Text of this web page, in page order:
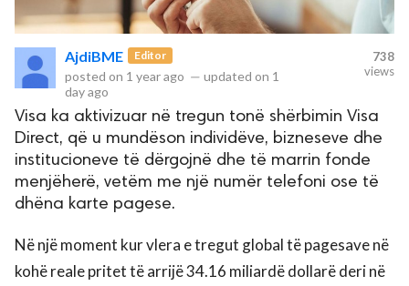
AjdiBME Editor
posted on 1 year ago — updated on 1
day ago
738
views
Visa ka aktivizuar në tregun tonë shërbimin Visa
Direct, që u mundëson individëve, bizneseve dhe
institucioneve të dërgojnë dhe të marrin fonde
menjëherë, vetëm me një numër telefoni ose të
dhëna karte pagese.
Në një moment kur vlera e tregut global të pagesave në
kohë reale pritet të arrijë 34.16 miliardë dollarë deri në